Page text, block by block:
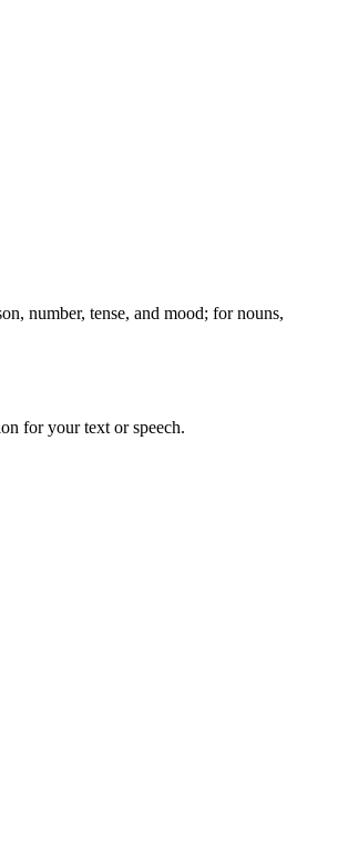
number, tense, and mood; for nouns,
for your text or speech.